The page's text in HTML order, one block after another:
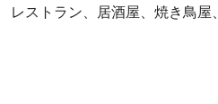
レストラン、居酒屋、焼き鳥屋